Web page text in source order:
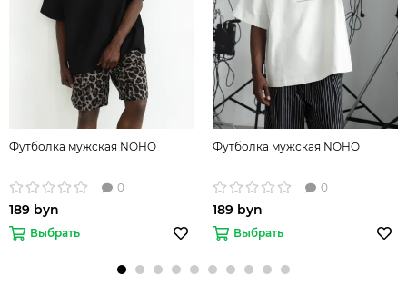
Футболка мужская NOHO
0
189 byn
Выбрать
Футболка мужская NOHO
0
189 byn
Выбрать